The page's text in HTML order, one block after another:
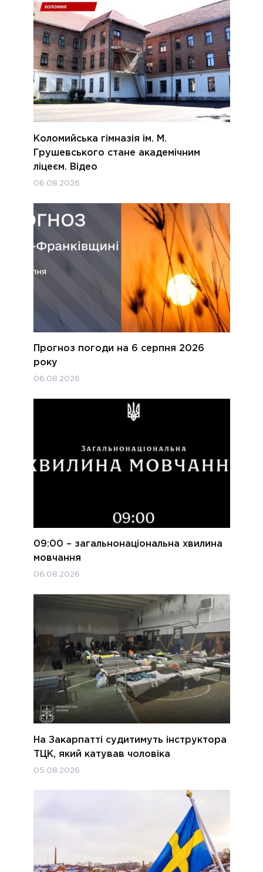
Коломийська гімназія ім. М.
Грушевського стане академічним
ліцеєм. Відео
06.08.2026
Прогноз погоди на 6 серпня 2026
року
06.08.2026
09:00 – загальнонаціональна хвилина
мовчання
06.08.2026
На Закарпатті судитимуть інструктора
ТЦК, який катував чоловіка
05.08.2026